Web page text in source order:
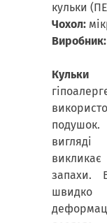
кульки
Чохол:
Виробник:
Кульки
подушок.
запахи.
швидко